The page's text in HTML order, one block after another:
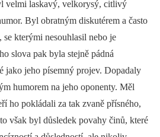
velmi laskavý, velkorysý, citlivý
Byl obratným diskutérem a často
kterými nesouhlasil nebo je
slova pak byla stejně pádná
jako jeho písemný projev. Dopadaly
humorem na jeho oponenty. Měl
ho pokládali za tak zvaně přísného,
však byl důsledek povahy činů, které